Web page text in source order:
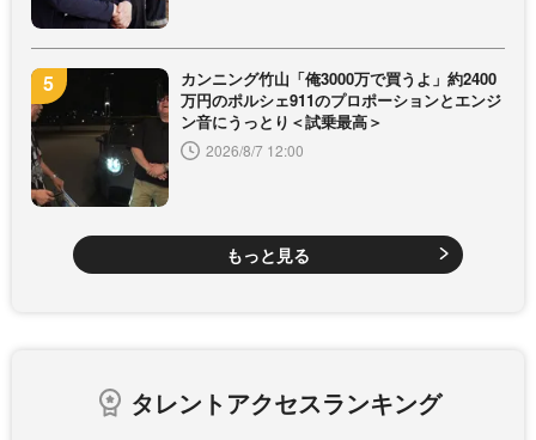
カンニング竹山「俺3000万で買うよ」約2400
万円のポルシェ911のプロポーションとエンジ
ン音にうっとり＜試乗最高＞
2026/8/7 12:00
もっと見る
タレントアクセスランキング